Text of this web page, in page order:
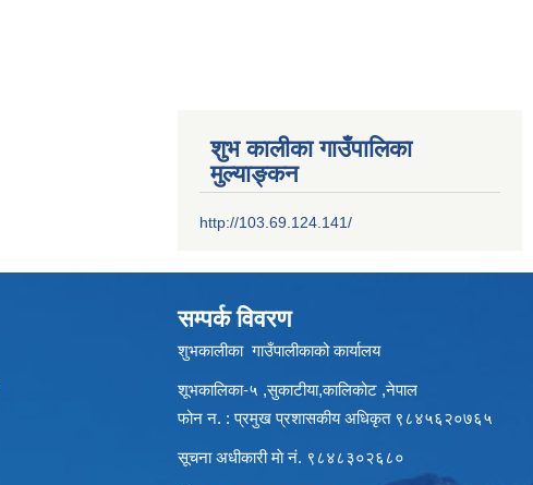
शुभ कालीका गाउँपालिका
मुल्याङ्कन
http://103.69.124.141/
सम्पर्क विवरण
शुभकालीका गाउँपालीकाको कार्यालय
शूभकालिका-५ ,सुकाटीया,कालिकोट ,नेपाल
फोन न. : प्रमुख प्रशासकीय अधिकृत ९८४५६२०७६५
सूचना अधीकारी माे नं. ९८४८३०२६८०